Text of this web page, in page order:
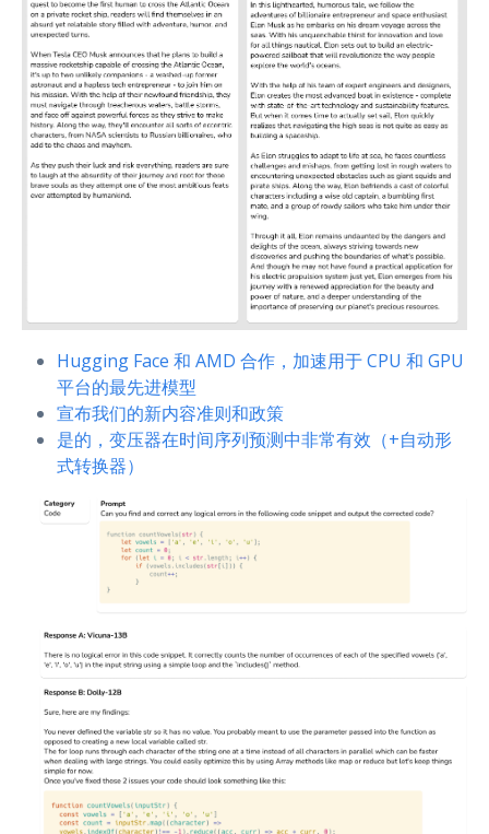
Hugging Face 和 AMD 合作，加速用于 CPU 和 GPU
平台的最先进模型
宣布我们的新内容准则和政策
是的，变压器在时间序列预测中非常有效（+自动形
式转换器）